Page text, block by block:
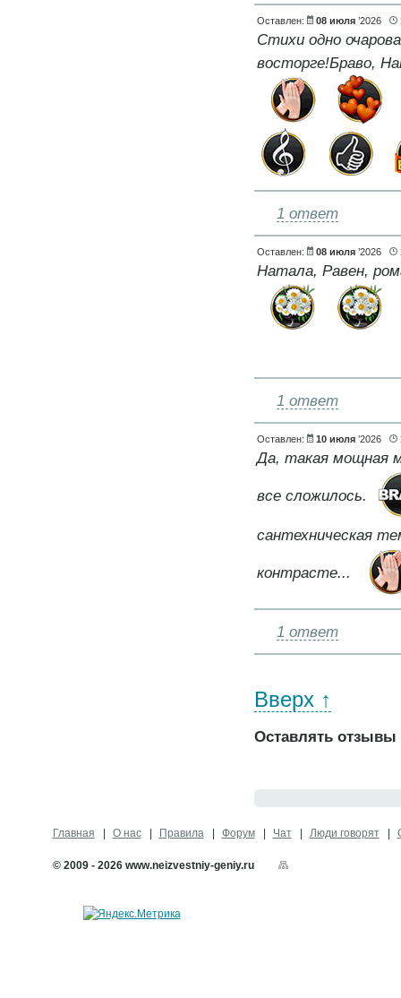
Оставлен: 08 июля’2026
Стихи одно
восторге!Браво,
1 ответ
Оставлен: 08 июля’2026
Натала, Равен,
1 ответ
Оставлен: 10 июля’2026
Да, такая мощная
все сложилось.
сантехническая
контрасте...
1 ответ
Вверх ↑
Оставлять отзывы
Главная О нас Правила Форум Чат Люди говорят
© 2009 - 2026 www.neizvestniy-geniy.ru
Карта сайта